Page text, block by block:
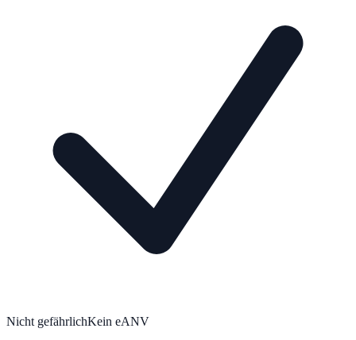
Nicht gefährlichKein eANV